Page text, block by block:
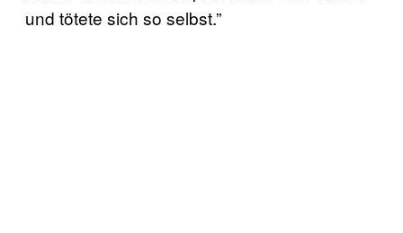
und tötete sich so selbst.”